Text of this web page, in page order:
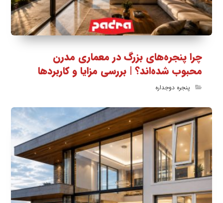
چرا پنجره‌های بزرگ در معماری مدرن
محبوب شده‌اند؟ | بررسی مزایا و کاربردها
پنجره دوجداره